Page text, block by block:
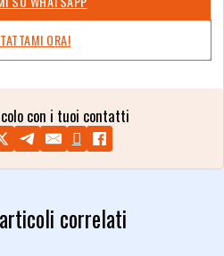
ORA!
con i tuoi contatti
correlati